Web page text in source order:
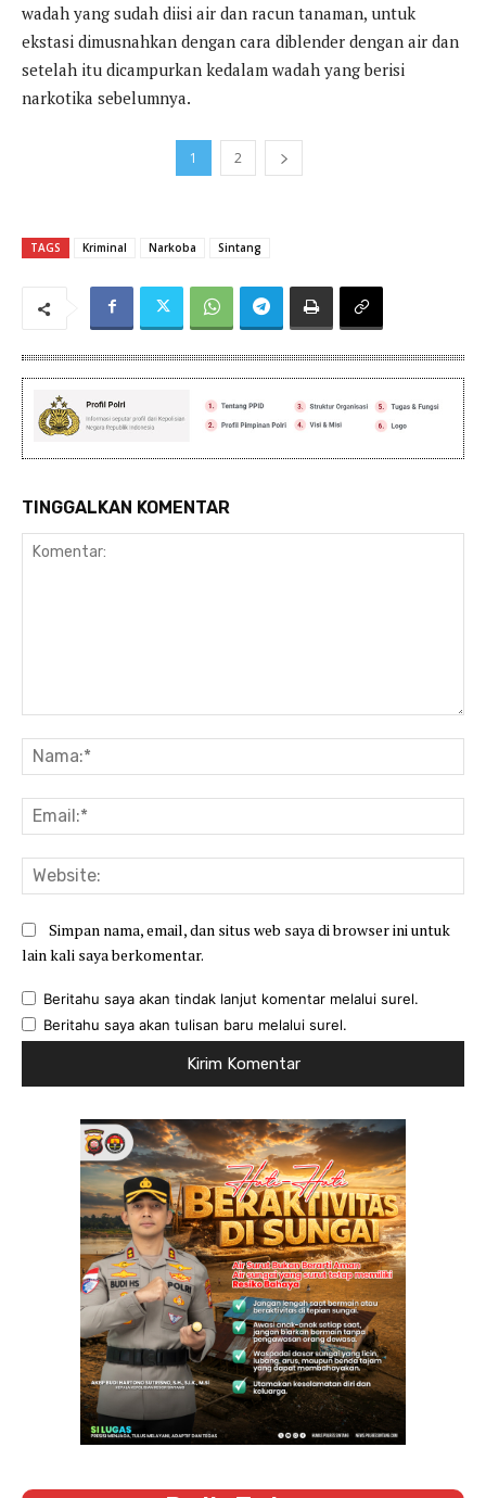
wadah yang sudah diisi air dan racun tanaman, untuk
ekstasi dimusnahkan dengan cara diblender dengan air dan
setelah itu dicampurkan kedalam wadah yang berisi
narkotika sebelumnya.
1 2
TAGS Kriminal Narkoba Sintang
TINGGALKAN KOMENTAR
Simpan nama, email, dan situs web saya di browser ini untuk
lain kali saya berkomentar.
Beritahu saya akan tindak lanjut komentar melalui surel.
Beritahu saya akan tulisan baru melalui surel.